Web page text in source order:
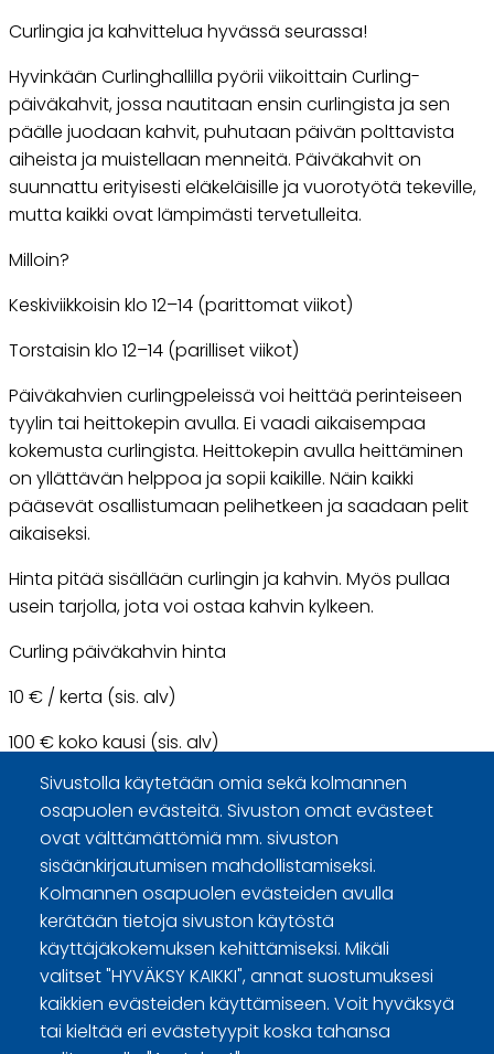
Curlingia ja kahvittelua hyvässä seurassa!
Hyvinkään Curlinghallilla pyörii viikoittain Curling-
päiväkahvit, jossa nautitaan ensin curlingista ja sen
päälle juodaan kahvit, puhutaan päivän polttavista
aiheista ja muistellaan menneitä. Päiväkahvit on
suunnattu erityisesti eläkeläisille ja vuorotyötä tekeville,
mutta kaikki ovat lämpimästi tervetulleita.
Milloin?
Keskiviikkoisin klo 12–14 (parittomat viikot)
Torstaisin klo 12–14 (parilliset viikot)
Päiväkahvien curlingpeleissä voi heittää perinteiseen
tyylin tai heittokepin avulla. Ei vaadi aikaisempaa
kokemusta curlingista. Heittokepin avulla heittäminen
on yllättävän helppoa ja sopii kaikille. Näin kaikki
pääsevät osallistumaan pelihetkeen ja saadaan pelit
aikaiseksi.
Hinta pitää sisällään curlingin ja kahvin. Myös pullaa
usein tarjolla, jota voi ostaa kahvin kylkeen.
Curling päiväkahvin hinta
10 € / kerta (sis. alv)
100 € koko kausi (sis. alv)
Ilmoittautuminen:
https://www.hyvinkaancurling.fi/tapahtumat/curling-
paivakahvit/
Sivustolla käytetään omia sekä kolmannen
osapuolen evästeitä. Sivuston omat evästeet
ovat välttämättömiä mm. sivuston
sisäänkirjautumisen mahdollistamiseksi.
Kolmannen osapuolen evästeiden avulla
kerätään tietoja sivuston käytöstä
käyttäjäkokemuksen kehittämiseksi. Mikäli
valitset "HYVÄKSY KAIKKI", annat suostumuksesi
kaikkien evästeiden käyttämiseen. Voit hyväksyä
tai kieltää eri evästetyypit koska tahansa